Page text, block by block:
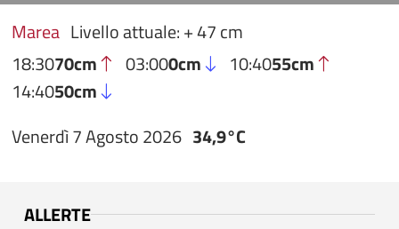
Marea Livello attuale: + 47 cm
18:3070cm 03:000cm 10:4055cm
14:4050cm
Venerdì 7 Agosto 2026 34,9°C
ALLERTE